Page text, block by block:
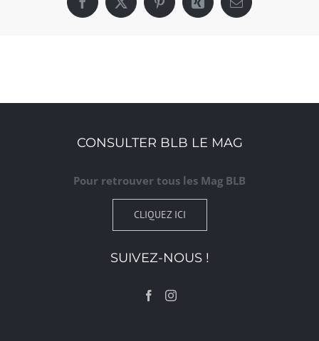
Facebook
X PinterestXing Email
CONSULTER BLB LE MAG
Pour retrouver tous les Mag BLB
CLIQUEZ ICI
SUIVEZ-NOUS !